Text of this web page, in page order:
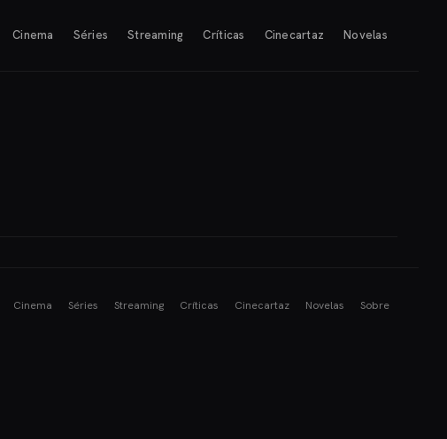
Cinema Séries Streaming Críticas Cinecartaz Novelas
Cinema Séries Streaming Críticas Cinecartaz Novelas Sobre